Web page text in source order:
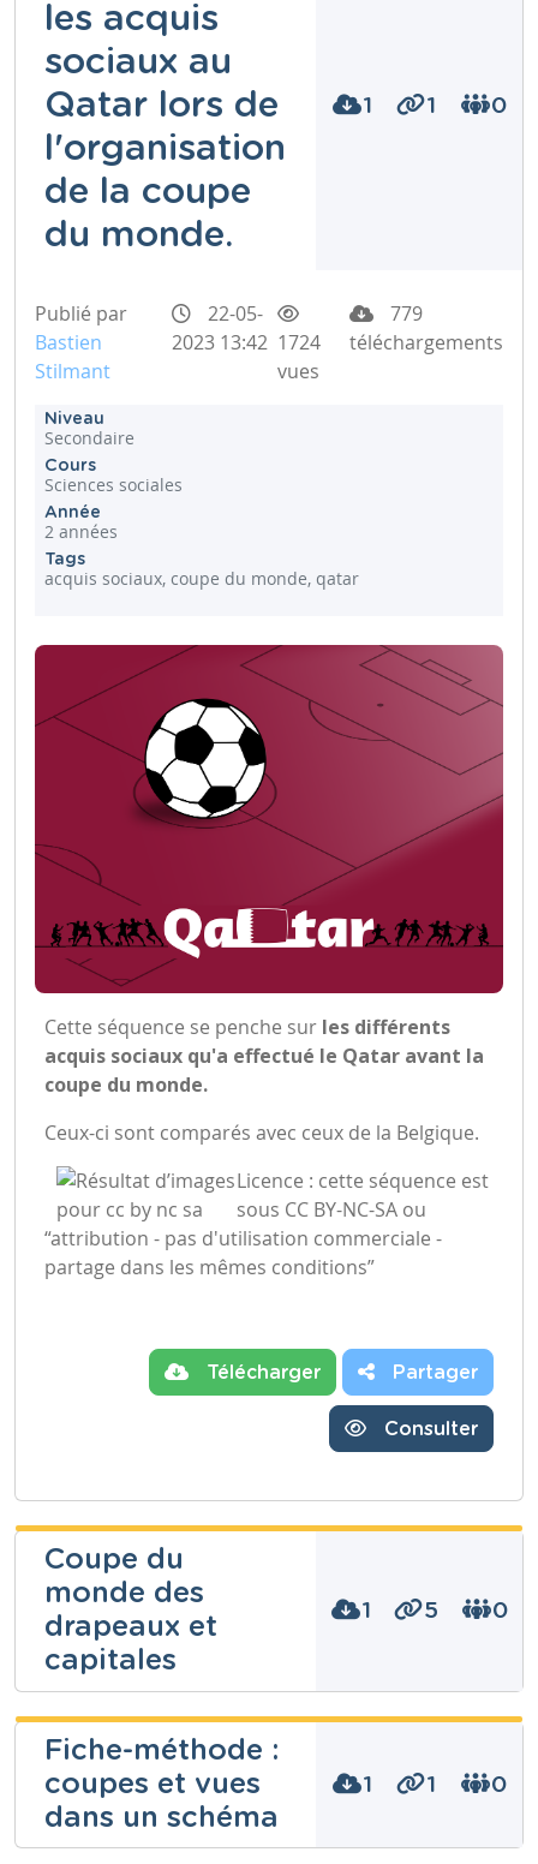
les acquis
sociaux au
Qatar lors de
l'organisation
de la coupe
du monde.
1 1 0
Publié par
Bastien
Stilmant
22-05-
2023 13:42 1724
vues
779
téléchargements
Niveau
Secondaire
Cours
Sciences sociales
Année
2 années
Tags
acquis sociaux, coupe du monde, qatar
Cette séquence se penche sur les différents
acquis sociaux qu'a effectué le Qatar avant la
coupe du monde.
Ceux-ci sont comparés avec ceux de la Belgique.
Licence : cette séquence est
sous CC BY-NC-SA ou
“attribution - pas d'utilisation commerciale -
partage dans les mêmes conditions”
Télécharger Partager
Consulter
Coupe du
monde des
drapeaux et
capitales
1 5 0
Najoua Batis
Niveau
Fondamental
Fiche-méthode :
coupes et vues
dans un schéma
1 1 0